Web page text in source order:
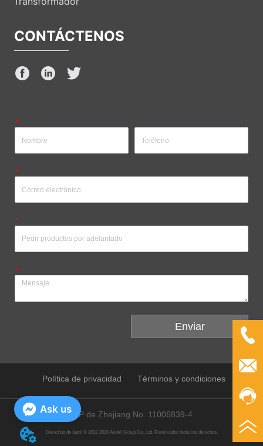
CONTÁCTENOS
*
*
*
*
Enviar
Política de privacidad Términos y condiciones
ICP de Zhejiang No. 11006839-4
Derechos de autor © 2012-2020 Andeli Group Co., Ltd. Reservados todos los derechos.
Ask us